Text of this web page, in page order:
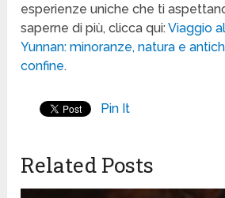
esperienze uniche che ti
saperne di più, clicca qui:Viaggio
Yunnan: minoranze, natura e
confine.
Pin It
Related Posts